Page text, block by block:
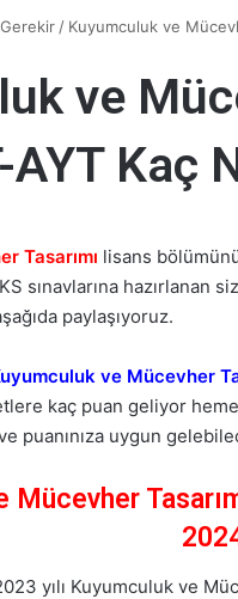
/ Kuyumculuk ve
ve
AYT Kaç
Tasarımı lisans
sınavlarına hazırlanan
paylaşıyoruz.
ve Mücevher
kaç puan geliyor
puanınıza uygun
Mücevher
yılı Kuyumculuk ve